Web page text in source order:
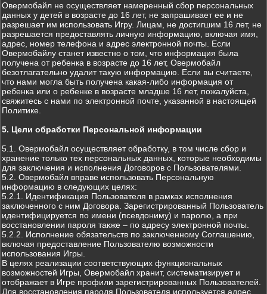
Овермобайл не осуществляет намеренный сбор персональных
данных у детей в возрасте до 16 лет, не запрашивает ее и не
разрешает им использовать Игру. Лицам, не достигшим 16 лет, не
разрешается предоставлять личную информацию, включая имя,
адрес, номер телефона и адрес электронной почты. Если
Овермобайлу станет известно о том, что информация была
получена от ребенка в возрасте до 16 лет, Овермобайл
безотлагательно удалит такую информацию. Если вы считаете,
что нами могла быть получена какая-либо информация от
ребенка или о ребенке в возрасте младше 16 лет, пожалуйста,
свяжитесь с нами по электронной почте, указанной в настоящей
Политике.
5. Цели обработки Персональной информации
5.1. Овермобайл осуществляет обработку, в том числе сбор и
хранение только тех персональных данных, которые необходимы
для заключения и исполнения Договоров с Пользователями.
5.2. Овермобайл вправе использовать Персональную
информацию в следующих целях:
5.2.1. Идентификация Пользователя в рамках исполнения
заключенного с ним Договора. Зарегистрированный Пользователь
идентифицируется по имени (псевдониму) и паролю, а при
восстановлении пароля также – по адресу электронной почты.
5.2.2. Исполнение обязательств по заключенному Соглашению,
включая предоставление Пользователю возможности
использования Игры.
В целях реализации соответствующих функциональных
возможностей Игры, Овермобайл хранит, систематизирует и
отображает в Игре профили зарегистрированных Пользователей.
Для восстановления пароля Пользователя используется адрес